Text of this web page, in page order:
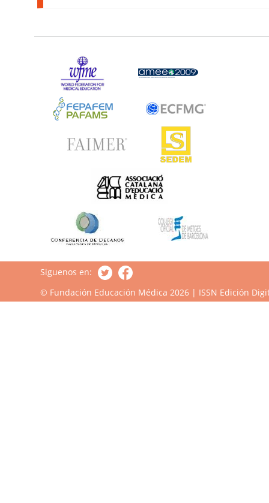
Siguenos en:
© Fundación Educación Médica 2026 | ISSN Edición